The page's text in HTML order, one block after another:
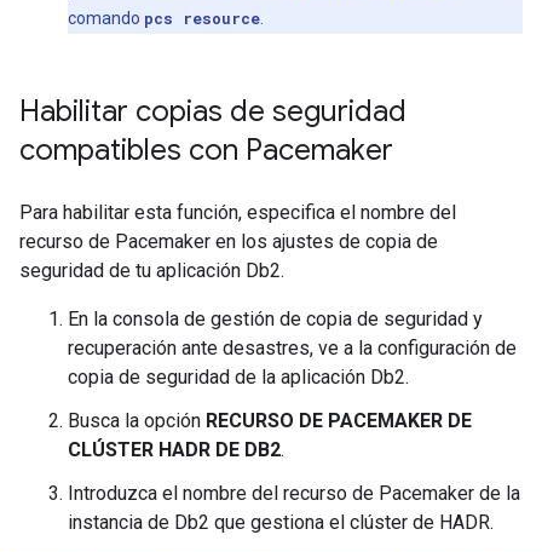
comando pcs resource
Habilitar copias de seguridad
compatibles con Pacemaker
Para habilitar esta función, especifica el nombre del
recurso de Pacemaker en los ajustes de copia de
seguridad de tu aplicación Db2.
En la consola de gestión de copia de seguridad y
recuperación ante desastres, ve a la configuración de
copia de seguridad de la aplicación Db2.
Busca la opción RECURSO DE PACEMAKER DE
CLÚSTER HADR DE DB2.
Introduzca el nombre del recurso de Pacemaker de la
instancia de Db2 que gestiona el clúster de HADR.